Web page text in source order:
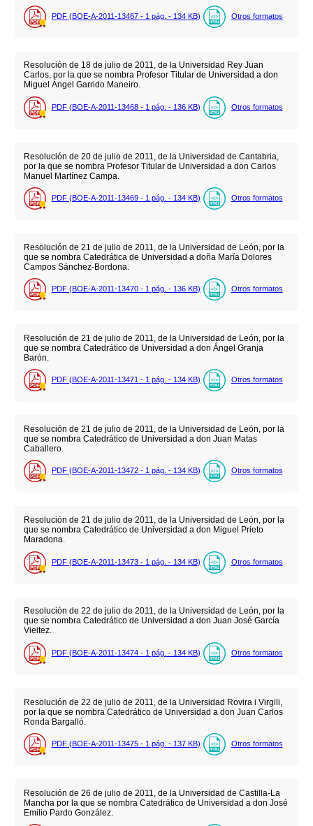
PDF (BOE-A-2011-13467 - 1 pág. - 134 KB) Otros formatos
Resolución de 18 de julio de 2011, de la Universidad Rey Juan
Carlos, por la que se nombra Profesor Titular de Universidad a don
Miguel Ángel Garrido Maneiro.
PDF (BOE-A-2011-13468 - 1 pág. - 136 KB) Otros formatos
Resolución de 20 de julio de 2011, de la Universidad de Cantabria,
por la que se nombra Profesor Titular de Universidad a don Carlos
Manuel Martínez Campa.
PDF (BOE-A-2011-13469 - 1 pág. - 134 KB) Otros formatos
Resolución de 21 de julio de 2011, de la Universidad de León, por la
que se nombra Catedrática de Universidad a doña María Dolores
Campos Sánchez-Bordona.
PDF (BOE-A-2011-13470 - 1 pág. - 136 KB) Otros formatos
Resolución de 21 de julio de 2011, de la Universidad de León, por la
que se nombra Catedrático de Universidad a don Ángel Granja
Barón.
PDF (BOE-A-2011-13471 - 1 pág. - 134 KB) Otros formatos
Resolución de 21 de julio de 2011, de la Universidad de León, por la
que se nombra Catedrático de Universidad a don Juan Matas
Caballero.
PDF (BOE-A-2011-13472 - 1 pág. - 134 KB) Otros formatos
Resolución de 21 de julio de 2011, de la Universidad de León, por la
que se nombra Catedrático de Universidad a don Miguel Prieto
Maradona.
PDF (BOE-A-2011-13473 - 1 pág. - 134 KB) Otros formatos
Resolución de 22 de julio de 2011, de la Universidad de León, por la
que se nombra Catedrático de Universidad a don Juan José García
Vieitez.
PDF (BOE-A-2011-13474 - 1 pág. - 134 KB) Otros formatos
Resolución de 22 de julio de 2011, de la Universidad Rovira i Virgili,
por la que se nombra Catedrático de Universidad a don Juan Carlos
Ronda Bargalló.
PDF (BOE-A-2011-13475 - 1 pág. - 137 KB) Otros formatos
Resolución de 26 de julio de 2011, de la Universidad de Castilla-La
Mancha por la que se nombra Catedrático de Universidad a don José
Emilio Pardo González.